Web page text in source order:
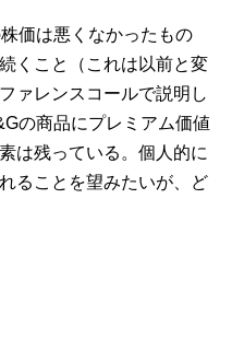
価は悪くなかったもの
くこと（これは以前と変
ァレンスコールで説明し
の商品にプレミアム価値
は残っている。個人的に
ることを望みたいが、ど